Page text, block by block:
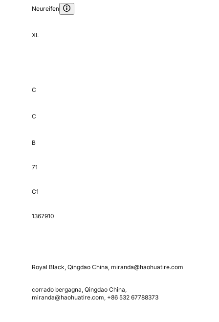
Neureifen
XL
C
C
B
71
C1
1367910
Royal Black, Qingdao China, miranda@haohuatire.com
corrado bergagna, Qingdao China,
miranda@haohuatire.com, +86 532 67788373